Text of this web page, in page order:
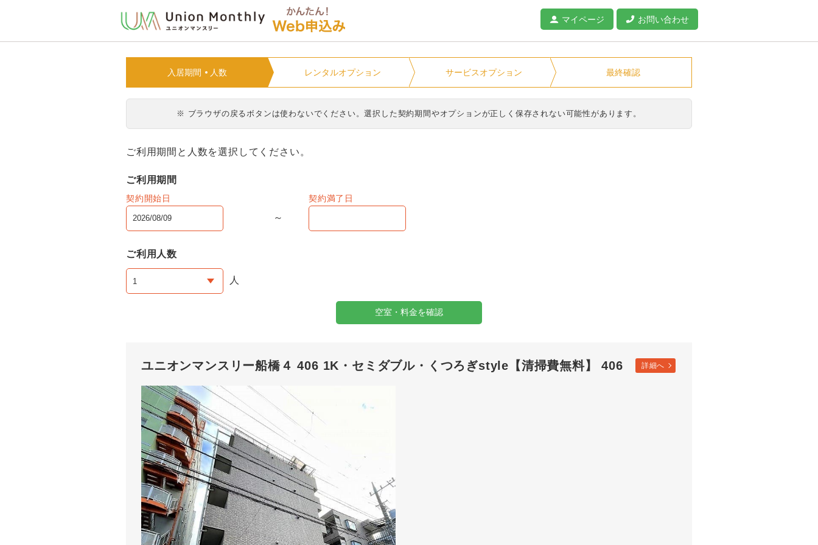
ユニオンマンスリー マイページ お問い合わせ
入居期間 人数 レンタルオプション サービスオプション 最終確認
※ ブラウザの戻るボタンは使わないでください。選択した契約期間やオプションが正しく保存されない可能性があります。
ご利用期間と人数を選択してください。
ご利用期間
契約開始日 契約満了日
ご利用人数
人
空室・料金を確認
ユニオンマンスリー船橋４ 406 1K・セミダブル・くつろぎstyle【清掃費無料】 406 詳細へ